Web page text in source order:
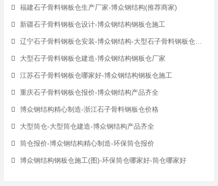
福建石子骨料钢板仓生产厂家-博众钢结构(推荐商家)
新疆石子骨料钢板仓设计-博众钢结构钢板仓施工
辽宁石子骨料钢板仓安装-博众钢结构-大型石子骨料钢板仓安装
大型石子骨料钢板仓建造-博众钢结构钢板仓厂家
江苏石子骨料钢板仓哪家好-博众钢结构钢板仓施工
重庆石子骨料钢板仓报价-博众钢结构产品齐全
博众钢结构精心制造-浙江石子骨料钢板仓价格
大型筒仓-大型筒仓建造-博众钢结构产品齐全
筒仓报价-博众钢结构精心制造-环保筒仓报价
博众钢结构钢板仓施工(图)-环保筒仓哪家好-筒仓哪家好